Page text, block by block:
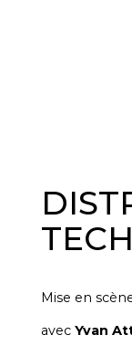
Mise en
avec Yvan